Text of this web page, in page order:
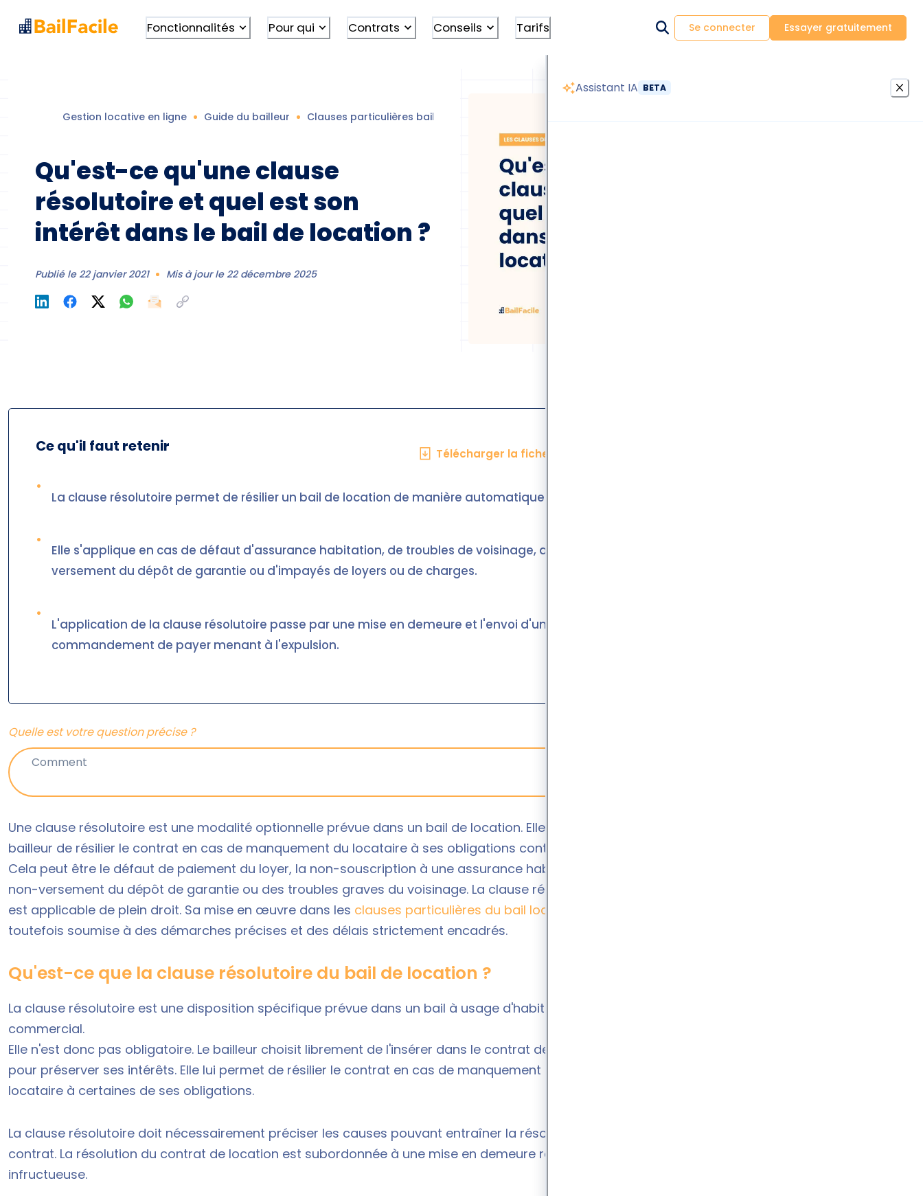
Assistant IA BETA
Fonctionnalités Pour qui Contrats Conseils Tarifs Se connecter Essayer gratuitement
Gestion locative en ligne Guide du bailleur Clauses particulières bail locatif
Qu'est-ce qu'une clause
résolutoire et quel est son
intérêt dans le bail de location ?
Publié le 22 janvier 2021 Mis à jour le 22 décembre 2025
Ce qu'il faut retenir
•
La clause résolutoire permet de résilier un bail de location de manière automatique.
•
Elle s'applique en cas de défaut d'assurance habitation, de troubles de voisinage, de non-
versement du dépôt de garantie ou d'impayés de loyers ou de charges.
•
L'application de la clause résolutoire passe par une mise en demeure et l'envoi d'un
commandement de payer menant à l'expulsion.
Télécharger la fiche en PDF
Quelle est votre question précise ?
Une clause résolutoire est une modalité optionnelle prévue dans un bail de location. Elle permet au
bailleur de résilier le contrat en cas de manquement du locataire à ses obligations contractuelles.
Cela peut être le défaut de paiement du loyer, la non-souscription à une assurance habitation, le
non-versement du dépôt de garantie ou des troubles graves du voisinage. La clause résolutoire
est applicable de plein droit. Sa mise en œuvre dans les clauses particulières du bail locatif
toutefois soumise à des démarches précises et des délais strictement encadrés.
Qu'est-ce que la clause résolutoire du bail de location ?
La clause résolutoire est une disposition spécifique prévue dans un bail à usage d'habitation ou
commercial.
Elle n'est donc pas obligatoire. Le bailleur choisit librement de l'insérer dans le contrat de location
pour préserver ses intérêts. Elle lui permet de résilier le contrat en cas de manquement du
locataire à certaines de ses obligations.
La clause résolutoire doit nécessairement préciser les causes pouvant entraîner la résolution du
contrat. La résolution du contrat de location est subordonnée à une mise en demeure restée
infructueuse.